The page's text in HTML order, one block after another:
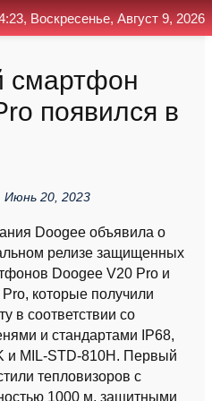
появился в
Июнь 20, 2023
Doogee объявила о
релизе защищенных
Doogee V20 Pro и
которые получили
в соответствии со
и стандартами IP68,
и MIL-STD-810H. Первый
тепловизоров с
1000 м, защитными
Воскресенье, Август 9, 2026